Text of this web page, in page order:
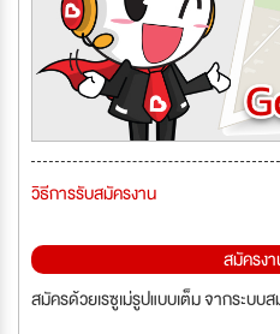
วิธีการรับสมัครงาน
สมัครง
สมัครด้วยเรซูเม่รูปแบบเต็ม จากระบบ